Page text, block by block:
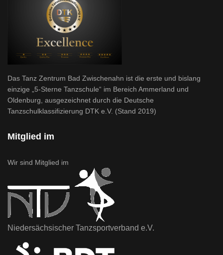
Das Tanz Zentrum Bad Zwischenahn ist die erste und bislang
einzige „5-Sterne Tanzschule“ im Bereich Ammerland und
Oldenburg, ausgezeichnet durch die Deutsche
Tanzschulklassifizierung DTK e.V. (Stand 2019)
Mitglied im
Wir sind Mitglied im
Niedersächsischer Tanzsportverband e.V.